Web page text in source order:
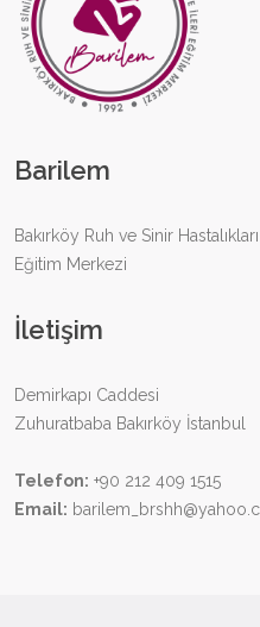
Barilem
Bakırköy Ruh ve Sinir
Eğitim Merkezi
İletişim
Demirkapı Caddesi
Zuhuratbaba Bakırköy İstanbul
Telefon: +90 212 409 1515
Email: